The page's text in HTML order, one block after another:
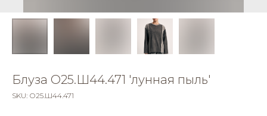
Блуза О25.Ш44.471 'лунная пыль'
SKU: О25.Ш44.471